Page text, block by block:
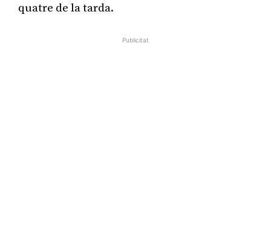
quatre de la tarda.
Publicitat